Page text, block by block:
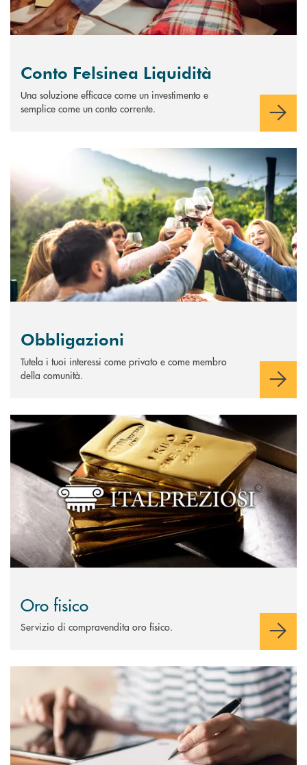
Conto Felsinea Liquidità
Una soluzione efficace come un investimento e
semplice come un conto corrente.
Scopri di più Obbligazioni
Obbligazioni
Tutela i tuoi interessi come privato e come membro
della comunità.
Scopri di più Oro fisico
Oro fisico
Servizio di compravendita oro fisico.
Scopri di più Certificati di deposito